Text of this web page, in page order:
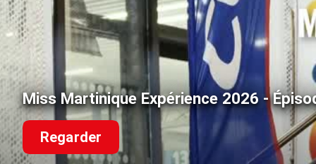
Miss Martinique Expérience 2026 -
Regarder